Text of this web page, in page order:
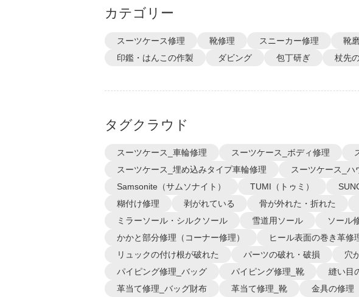
カテゴリー
スーツケース修理 靴修理 スニーカー修理 靴
印鑑・はんこの作製
ダビング 包丁研ぎ 杖先
タグクラウド
スーツケース_車輪修理 スーツケース_ボディ修理
スーツケース_埋め込みタイプ車輪修理
スーツケース_ハ
Samsonite（サムソナイト）
TUMI（トゥミ）
糊付け修理
剥がれている 骨が外れた・折れた
ミラーソール・シルクソール
雪道用ソール ソール
かかと部分修理（コーナー修理）
ヒール表面の巻き革修
リュックの付け根が破れた
パーツの破れ・破損 穴
パイピング修理_バッグ
パイピング修理_靴 縫い目
革当て修理_バッグ財布
革当て修理_靴 金具の修理